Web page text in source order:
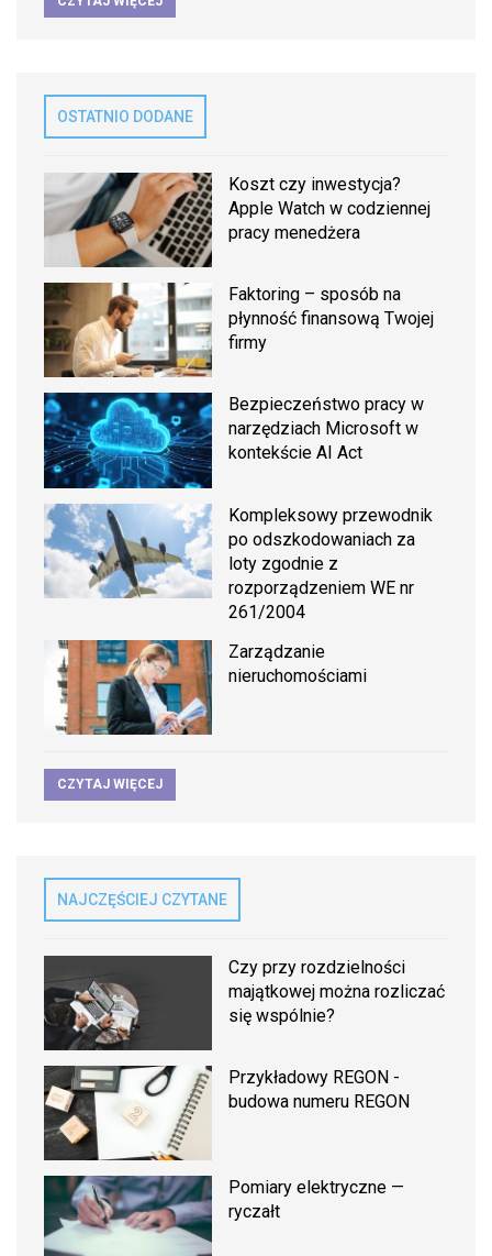
OSTATNIO DODANE
Koszt czy inwestycja?
Apple Watch w codziennej
pracy menedżera
Faktoring – sposób na
płynność finansową Twojej
firmy
Bezpieczeństwo pracy w
narzędziach Microsoft w
kontekście AI Act
Kompleksowy przewodnik
po odszkodowaniach za
loty zgodnie z
rozporządzeniem WE nr
261/2004
Zarządzanie
nieruchomościami
CZYTAJ WIĘCEJ
NAJCZĘŚCIEJ CZYTANE
Czy przy rozdzielności
majątkowej można rozliczać
się wspólnie?
Przykładowy REGON -
budowa numeru REGON
Pomiary elektryczne —
ryczałt